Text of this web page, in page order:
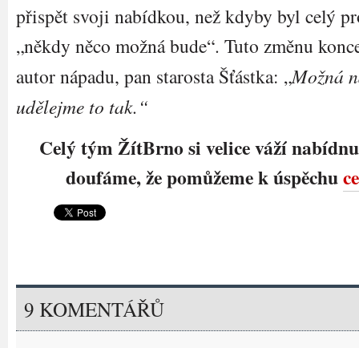
přispět svoji nabídkou, než kdyby byl celý
„někdy něco možná bude“. Tuto změnu
autor nápadu, pan starosta Šťástka: „Možná
udělejme to tak.“
Celý tým ŽítBrno si velice váží
doufáme, že pomůžeme k úspěchu
9 KOMENTÁŘŮ